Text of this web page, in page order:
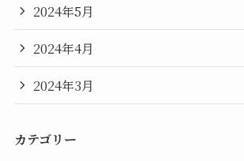
2024年5月
2024年4月
2024年3月
カテゴリー